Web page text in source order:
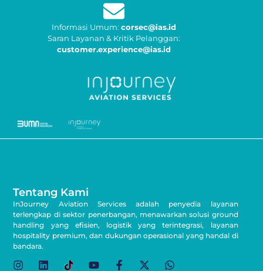
Informasi Umum:corsec@ias.id
Saran Layanan & Kritik Pelanggan:
customer.experience@ias.id
Tentang Kami
InJourney Aviation Services adalah penyedia layanan
terlengkap di sektor penerbangan, menawarkan solusi ground
handling yang efisien, logistik yang terintegrasi, layanan
hospitality premium, dan dukungan operasional yang handal di
bandara.